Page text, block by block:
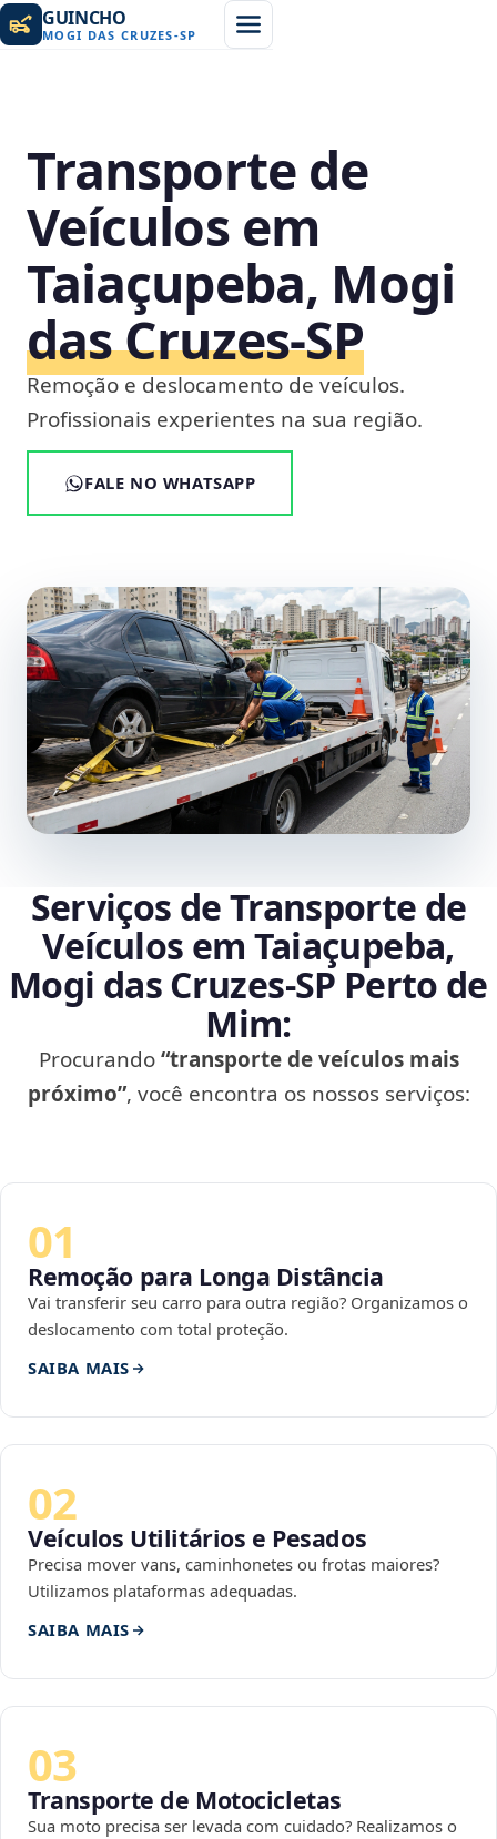
GUINCHO
MOGI DAS CRUZES-SP
Transporte de
Veículos em
Taiaçupeba, Mogi
das Cruzes‑SP
Remoção e deslocamento de veículos.
Profissionais experientes na sua região.
FALE NO WHATSAPP
Serviços de Transporte de
Veículos em Taiaçupeba,
Mogi das Cruzes‑SP Perto de
Mim:
Procurando“transporte de veículos mais
próximo”, você encontra os nossos serviços:
01
Remoção para Longa Distância
Vai transferir seu carro para outra região? Organizamos o
deslocamento com total proteção.
SAIBA MAIS
02
Veículos Utilitários e Pesados
Precisa mover vans, caminhonetes ou frotas maiores?
Utilizamos plataformas adequadas.
SAIBA MAIS
03
Transporte de Motocicletas
Sua moto precisa ser levada com cuidado? Realizamos o